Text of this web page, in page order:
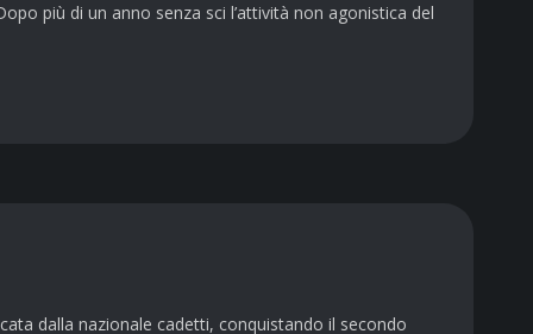
più di un anno senza sci l’attività non agonistica del
dalla nazionale cadetti, conquistando il secondo